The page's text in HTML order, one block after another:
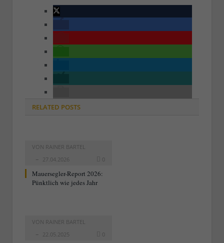
RELATED POSTS
VON RAINER BARTEL
27.04.2026
0
Mauersegler-Report 2026:
Pünktlich wie jedes Jahr
VON RAINER BARTEL
22.05.2025
0